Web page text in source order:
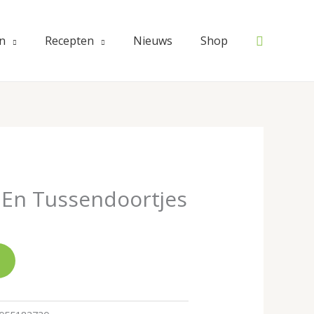
Recepten Nieuws Shop Zoeken
Tussendoortjes